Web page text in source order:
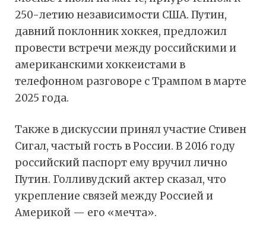
250-летию независимости США. Путин,
давний поклонник хоккея, предложил
провести встречи между российскими и
американскими хоккеистами в
телефонном разговоре с Трампом в марте
2025 года.
Также в дискуссии принял участие Стивен
Сигал, частый гость в России. В 2016 году
российский паспорт ему вручил лично
Путин. Голливудский актер сказал, что
укрепление связей между Россией и
Америкой — его «мечта».